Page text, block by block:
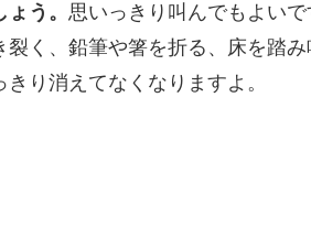
う。 思いっきり叫んでもよい
く、鉛筆や箸を折る、床を踏
り消えてなくなりますよ。